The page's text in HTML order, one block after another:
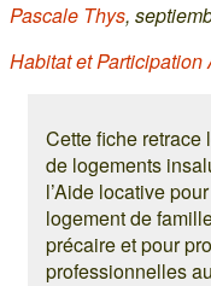
Pascale Thys,
Habitat et Participation
Cette fiche retrace
de logements
l’Aide locative
logement de
précaire et pour
professionnelles